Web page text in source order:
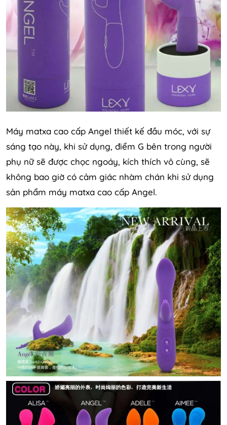
Máy matxa cao cấp Angel thiết kế đầu móc, với sự
sáng tạo này, khi sử dụng, điểm G bên trong người
phụ nữ sẽ được chọc ngoáy, kích thích vô cùng, sẽ
không bao giờ có cảm giác nhàm chán khi sử dụng
sản phẩm máy matxa cao cấp Angel.